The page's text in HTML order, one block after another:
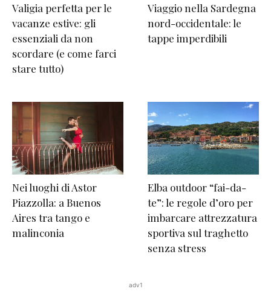
Valigia perfetta per le
vacanze estive: gli
essenziali da non
scordare (e come farci
stare tutto)
Viaggio nella Sardegna
nord-occidentale: le
tappe imperdibili
Nei luoghi di Astor
Piazzolla: a Buenos
Aires tra tango e
malinconia
Elba outdoor “fai-da-
te”: le regole d’oro per
imbarcare attrezzatura
sportiva sul traghetto
senza stress
adv1